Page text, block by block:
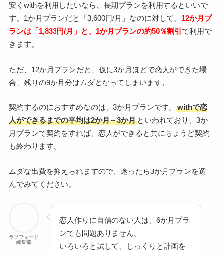
安くwithを利用したいなら、長期プランを利用するといいで
す。1か月プランだと「3,600円/月」なのに対して、 12か月プ
ランは「1,833円/月」と、 1か月プランの約50％割引 で利用で
きます。
ただ、12か月プランだと、仮に3か月ほどで恋人ができた場
合、残りの9か月分はムダとなってしまいます。
契約するのにおすすめなのは、3か月プランです。
withで恋
人ができるまでの平均は2か月～3か月といわれており、3か
月プランで契約をすれば、恋人ができると共にちょうど契約
も終わります。
ムダな出費を抑えられますので、迷ったら3か月プランを選
んでみてください。
ラブフィード
編集部
恋人作りに自信のない人は、6か月プラ
ンでも問題ありません。
いろいろと試して、じっくりと計画を